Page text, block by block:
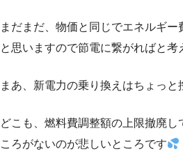
まだまだ、物価と同じでエネルギー
と思いますので節電に繋がればと考
まあ、新電力の乗り換えはちょっと
どこも、燃料費調整額の上限撤廃し
ころがないのが悲しいところです